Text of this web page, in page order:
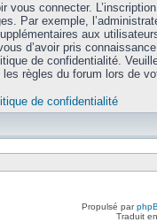
vous connecter.
Par exemple,
aux
d’avoir pris
de confidentialité.
règles du forum lors de
de confidentialité
Propulsé par
Traduit